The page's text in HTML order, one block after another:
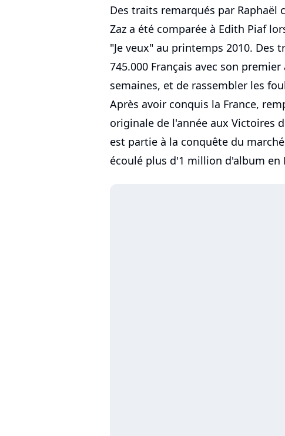
Des traits remarqués par Raphaël
Zaz a été comparée à Edith Piaf
"Je veux" au printemps 2010.
745.000 Français avec son
semaines, et de rassembler les
Après avoir conquis la France,
originale de l'année aux Victoires
est partie à la conquête du
écoulé plus d'1 million d'album en